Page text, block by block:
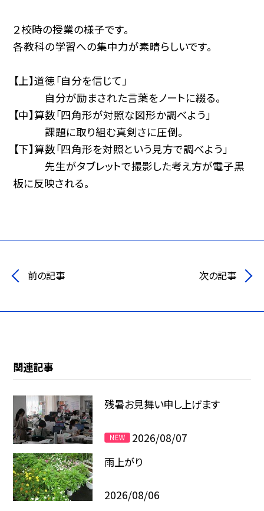
２校時の授業の様子です。
各教科の学習への集中力が素晴らしいです。
【上】道徳「自分を信じて」
自分が励まされた言葉をノートに綴る。
【中】算数「四角形が対照な図形か調べよう」
課題に取り組む真剣さに圧倒。
【下】算数「四角形を対照という見方で調べよう」
先生がタブレットで撮影した考え方が電子黒
板に反映される。
前の記事 次の記事
関連記事
残暑お見舞い申し上げます
2026/08/07
雨上がり
2026/08/06